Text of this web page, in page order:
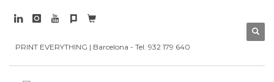
PRINT EVERYTHING | Barcelona - Tel. 932 179 640